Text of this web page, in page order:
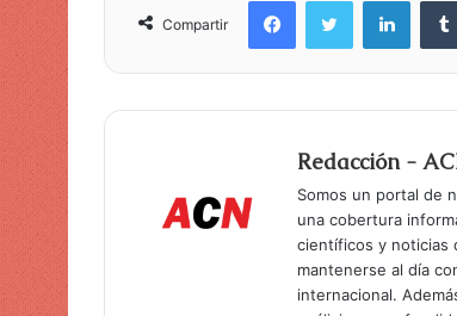
Compartir
Redacción -
Somos un portal de
una cobertura
científicos y noticias
mantenerse al día
internacional.